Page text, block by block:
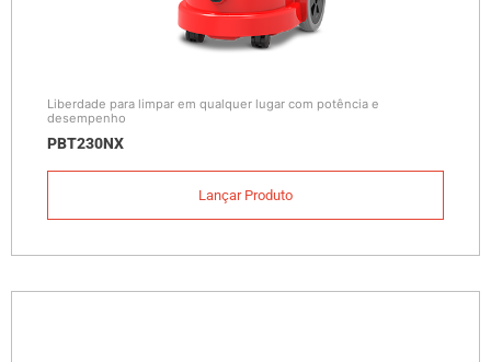
Liberdade para limpar em qualquer lugar com potência e
desempenho
PBT230NX
Lançar Produto